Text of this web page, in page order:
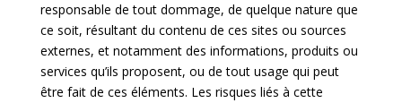
responsable de tout dommage, de quelque nature que
ce soit, résultant du contenu de ces sites ou sources
externes, et notamment des informations, produits ou
services qu’ils proposent, ou de tout usage qui peut
être fait de ces éléments. Les risques liés à cette